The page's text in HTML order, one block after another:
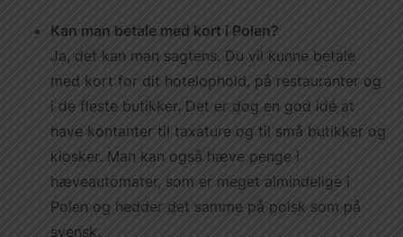
Kan man betale med kort i Polen?
Ja, det kan man sagtens. Du vil kunne betale
med kort for dit hotelophold, på restauranter og
i de fleste butikker. Det er dog en god idé at
have kontanter til taxature og til små butikker og
kiosker. Man kan også hæve penge i
hæveautomater, som er meget almindelige i
Polen og hedder det samme på polsk som på
svensk.